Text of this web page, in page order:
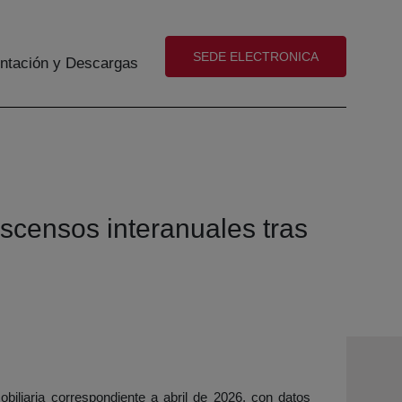
y Descargas (abre en nueva ventana)
SEDE ELECTRONICA
interanuales tras
correspondiente a abril de 2026, con datos